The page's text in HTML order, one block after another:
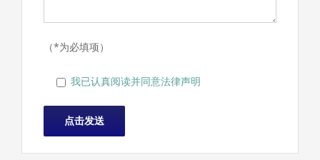
（*为必填项）
我已认真阅读并同意法律声明